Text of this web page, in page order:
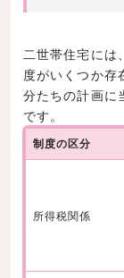
二世帯住宅には
度がいくつか存
分たちの計画に
です。
制度の区分
所得税関係